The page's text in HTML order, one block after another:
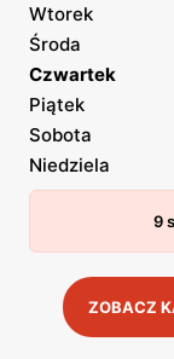
Wtorek
Środa
Czwartek
Piątek
Sobota
Niedziela
9
ZOBACZ